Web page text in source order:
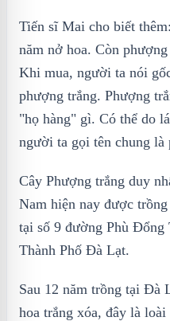
Tiến sĩ Mai cho biết
năm nở hoa. Còn
Khi mua, người ta nói
phượng trắng. Phượng
"họ hàng" gì. Có thể do
người ta gọi tên chung là
Cây Phượng trắng duy
Nam hiện nay được
tại số 9 đường Phù
Thành Phố Đà Lạt.
Sau 12 năm trồng tại Đà
hoa trắng xóa, đây là